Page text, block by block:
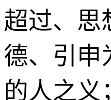
超过、思
德、引申
的人之义